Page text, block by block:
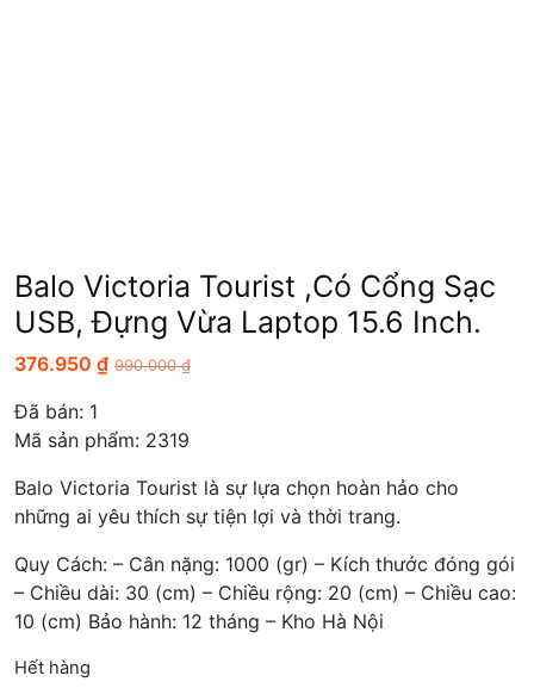
Balo Victoria Tourist ,có Cổng Sạc
USB, Đựng Vừa Laptop 15.6 Inch.
376.950 ₫ 990.000₫
Đã bán: 1
Mã sản phẩm: 2319
Balo Victoria Tourist là sự lựa chọn hoàn hảo cho
những ai yêu thích sự tiện lợi và thời trang.
Quy Cách: – Cân nặng: 1000 (gr) – Kích thước đóng gói
– Chiều dài: 30 (cm) – Chiều rộng: 20 (cm) – Chiều cao:
10 (cm) Bảo hành: 12 tháng – Kho Hà Nội
Hết hàng